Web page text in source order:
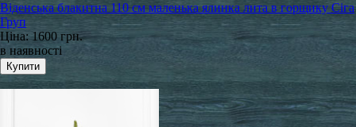
Віденська блакитна 110 см маленька ялинка лита в горщику Сіга
Груп
Ціна:1600 грн.
в наявності